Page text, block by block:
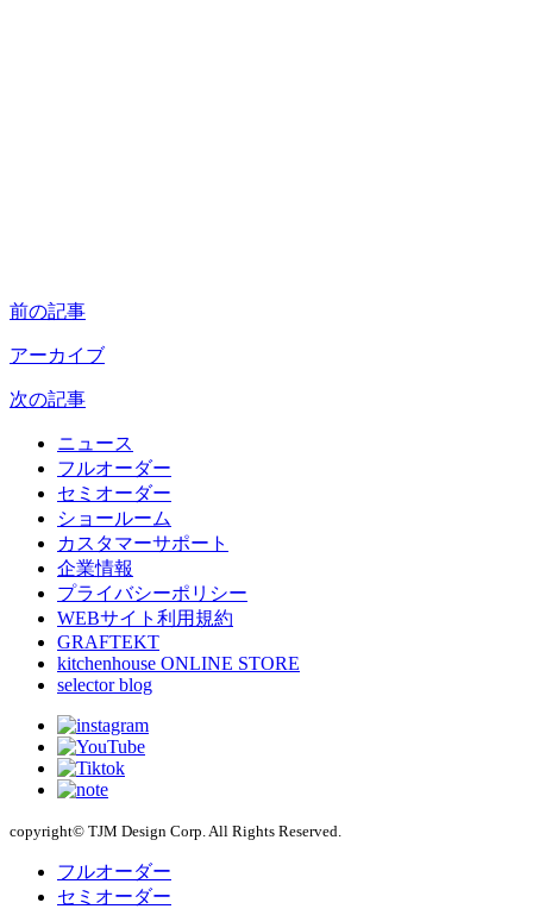
前の記事
アーカイブ
次の記事
ニュース
フルオーダー
セミオーダー
ショールーム
カスタマーサポート
企業情報
プライバシーポリシー
WEBサイト利用規約
GRAFTEKT
kitchenhouse ONLINE STORE
selector blog
copyright© TJM Design Corp. All Rights Reserved.
フルオーダー
セミオーダー